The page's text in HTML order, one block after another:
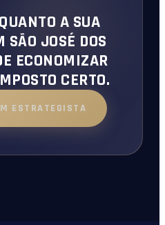
A SUA
SÃO JOSÉ DOS
ECONOMIZAR
CERTO.
ESTRATEGISTA